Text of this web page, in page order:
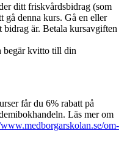
ditt friskvårdsbidrag (som
gå denna kurs. Gå en eller
bidrag är. Betala kursavgiften
begär kvitto till din
får du 6% rabatt på
Läs mer om
om-